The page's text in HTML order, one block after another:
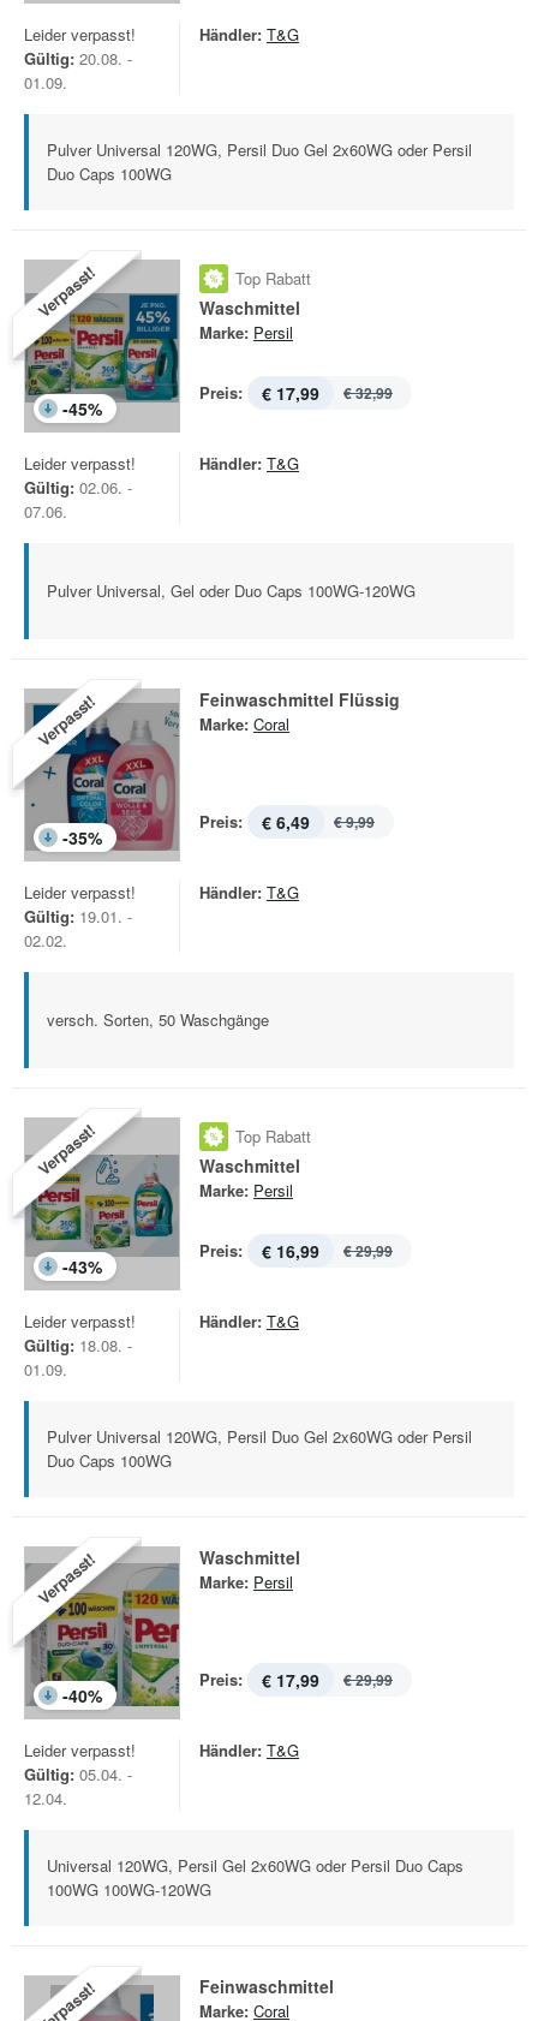
Leider verpasst!
Gültig: 20.08. -
01.09.
Händler: T&G
Pulver Universal 120WG, Persil Duo Gel 2x60WG oder Persil
Duo Caps 100WG
Verpasst!
-45%
Top Rabatt
Waschmittel
Marke: Persil
Preis: € 17,99 € 32,99
Leider verpasst!
Gültig: 02.06. -
07.06.
Händler: T&G
Pulver Universal, Gel oder Duo Caps 100WG-120WG
Verpasst!
-35%
Feinwaschmittel Flüssig
Marke: Coral
Preis: € 6,49 € 9,99
Leider verpasst!
Gültig: 19.01. -
02.02.
Händler: T&G
versch. Sorten, 50 Waschgänge
Verpasst!
-43%
Top Rabatt
Waschmittel
Marke: Persil
Preis: € 16,99 € 29,99
Leider verpasst!
Gültig: 18.08. -
01.09.
Händler: T&G
Pulver Universal 120WG, Persil Duo Gel 2x60WG oder Persil
Duo Caps 100WG
Verpasst!
-40%
Waschmittel
Marke: Persil
Preis: € 17,99 € 29,99
Leider verpasst!
Gültig: 05.04. -
12.04.
Händler: T&G
Universal 120WG, Persil Gel 2x60WG oder Persil Duo Caps
100WG 100WG-120WG
Verpasst! Feinwaschmittel
Marke: Coral